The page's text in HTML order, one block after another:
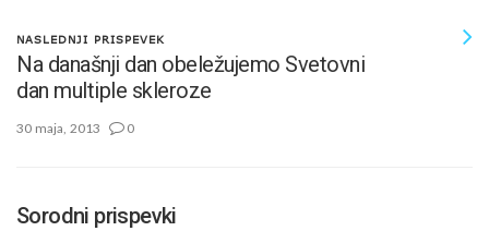
NASLEDNJI PRISPEVEK
Na današnji dan obeležujemo Svetovni
dan multiple skleroze
30 maja, 2013 0
Sorodni prispevki